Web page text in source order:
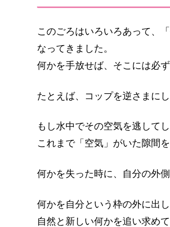
このごろはいろいろあって、
なってきました。
何かを手放せば、そこには必
たとえば、コップを逆さまに
もし水中でその空気を逃して
これまで「空気」がいた隙間
何かを失った時に、自分の外
何かを自分という枠の外に出
自然と新しい何かを追い求め